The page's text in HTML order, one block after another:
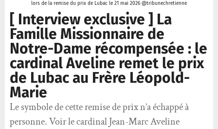
lors de la remise du prix de Lubac le 21 mai 2026 @tribunechretienne
[ Interview exclusive ] La
Famille Missionnaire de
Notre-Dame récompensée : le
cardinal Aveline remet le prix
de Lubac au Frère Léopold-
Marie
Le symbole de cette remise de prix n’a échappé à
personne. Voir le cardinal Jean-Marc Aveline